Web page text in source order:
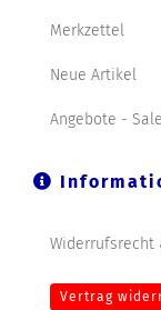
Merkzettel
Neue Artikel
Angebote -
Widerrufsrecht
Vertrag